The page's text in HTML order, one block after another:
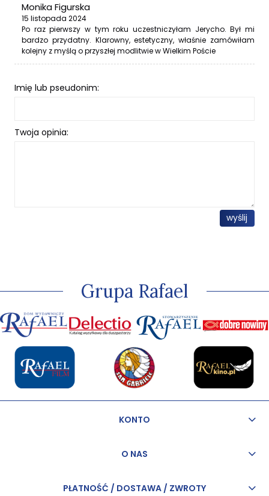
Monika Figurska
15 listopada 2024
Po raz pierwszy w tym roku uczestniczyłam Jerycho. Był mi
bardzo przydatny. Klarowny, estetyczny, właśnie zamówiłam
kolejny z myślą o przyszłej modlitwie w Wielkim Poście
Imię lub pseudonim:
Twoja opinia:
wyślij
Grupa Rafael
KONTO
O NAS
PŁATNOŚĆ / DOSTAWA / ZWROTY